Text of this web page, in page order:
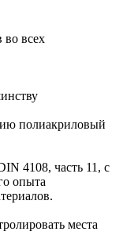
во всех
полиакриловый
4108, часть 11, с
опыта
места